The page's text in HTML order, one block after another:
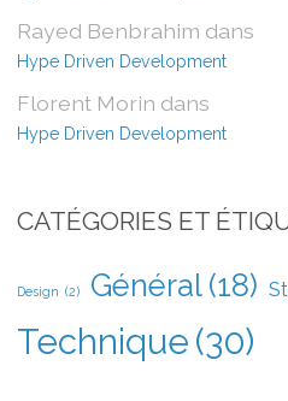
Rayed Benbrahim dans
Hype Driven Development
Florent Morin dans
Hype Driven Development
CATÉGORIES ET
Design (2) Général (18)
Technique (30)